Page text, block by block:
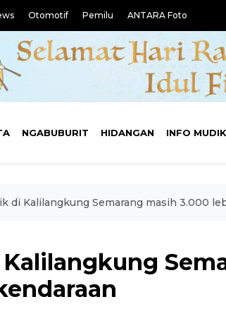
Otomotif Pemilu ANTARA Foto
NGABUBURIT HIDANGAN INFO MUDIK
di Kalilangkung Semarang masih 3.000